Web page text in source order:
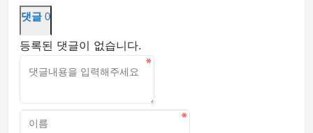
댓글 0
등록된 댓글이 없습니다.